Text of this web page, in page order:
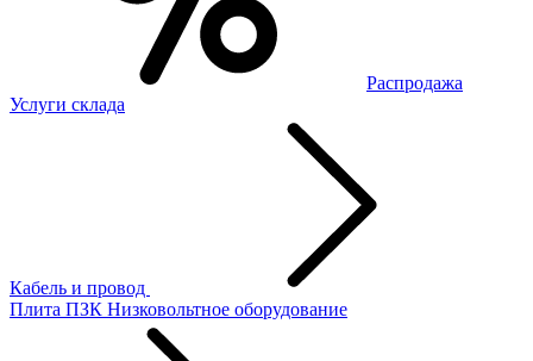
Распродажа
Услуги склада
Кабель и провод
Плита ПЗК Низковольтное оборудование